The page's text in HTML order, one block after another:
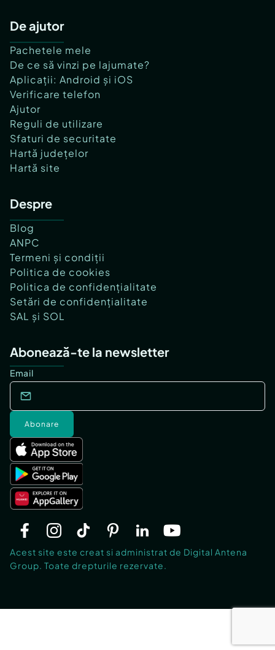
De ajutor
Pachetele mele
De ce să vinzi pe lajumate?
Aplicații: Android și iOS
Verificare telefon
Ajutor
Reguli de utilizare
Sfaturi de securitate
Hartă județelor
Hartă site
Despre
Blog
ANPC
Termeni și condiții
Politica de cookies
Politica de confidențialitate
Setări de confidențialitate
SAL și SOL
Abonează-te la newsletter
Email
Abonare
Acest site este creat si administrat de Digital Antena
Group. Toate drepturile rezervate.